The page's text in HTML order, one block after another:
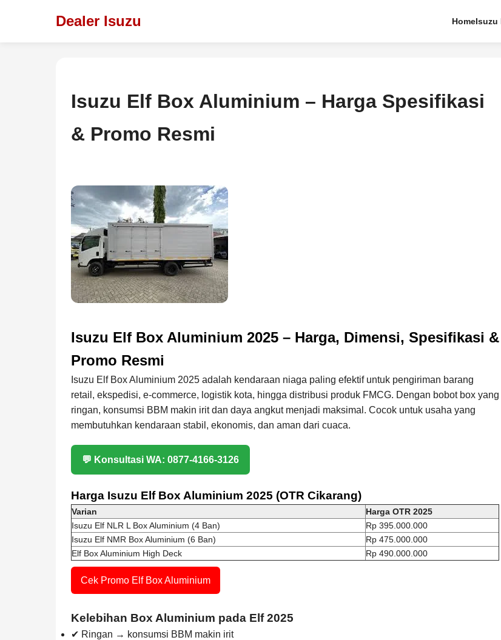
Dealer Isuzu HomeIsuzu
Isuzu Elf Box Aluminium – Harga Spesifikasi
& Promo Resmi
Isuzu Elf Box Aluminium 2025 – Harga, Dimensi, Spesifikasi &
Promo Resmi
Isuzu Elf Box Aluminium 2025 adalah kendaraan niaga paling efektif untuk pengiriman barang
retail, ekspedisi, e-commerce, logistik kota, hingga distribusi produk FMCG. Dengan bobot box yang
ringan, konsumsi BBM makin irit dan daya angkut menjadi maksimal. Cocok untuk usaha yang
membutuhkan kendaraan stabil, ekonomis, dan aman dari cuaca.
💬 Konsultasi WA: 0877-4166-3126
Harga Isuzu Elf Box Aluminium 2025 (OTR Cikarang)
Varian
Harga OTR 2025
Isuzu Elf NLR L Box Aluminium (4 Ban)
Rp 395.000.000
Isuzu Elf NMR Box Aluminium (6 Ban)
Rp 475.000.000
Elf Box Aluminium High Deck
Rp 490.000.000
Cek Promo Elf Box Aluminium
Kelebihan Box Aluminium pada Elf 2025
✔ Ringan → konsumsi BBM makin irit